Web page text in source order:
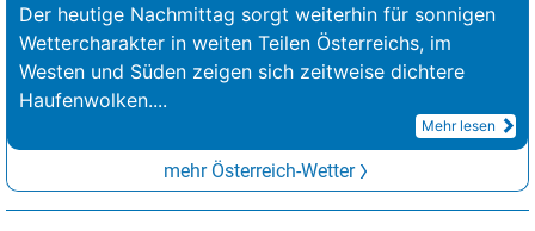
Der heutige Nachmittag sorgt weiterhin für sonnigen
Wettercharakter in weiten Teilen Österreichs, im
Westen und Süden zeigen sich zeitweise dichtere
Haufenwolken....
Mehr lesen
mehr Österreich-Wetter